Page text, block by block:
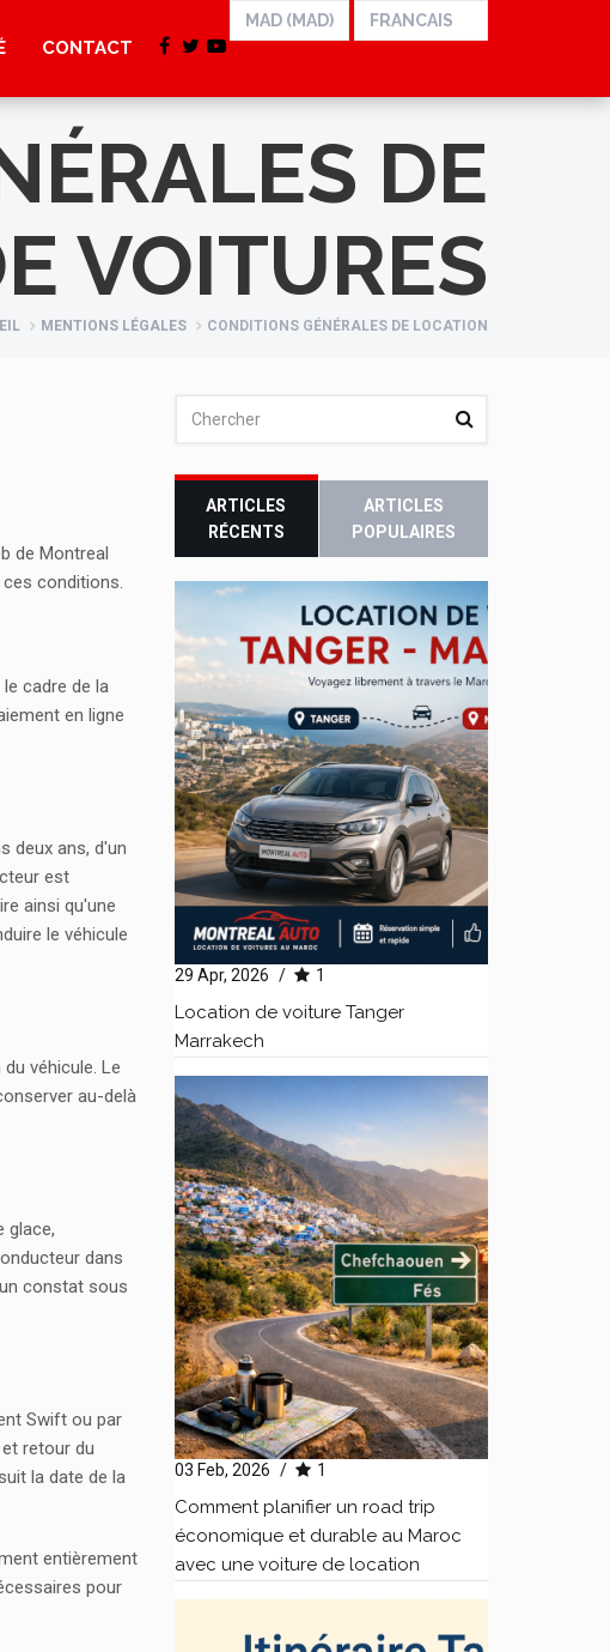
CONTACT
DE
VOITURES
MENTIONS LÉGALES CONDITIONS GÉNÉRALES DE LOCATION
de Montreal
conditions.
cadre de la
en ligne
deux ans, d'un
est
ainsi qu'une
le véhicule
véhicule. Le
au-delà
glace,
dans
constat sous
Swift ou par
retour du
la date de la
entièrement
pour
ARTICLES
RÉCENTS
ARTICLES
POPULAIRES
29 Apr, 2026 / 1
Location de voiture Tanger
Marrakech
03 Feb, 2026 / 1
Comment planifier un road trip
économique et durable au Maroc
avec une voiture de location